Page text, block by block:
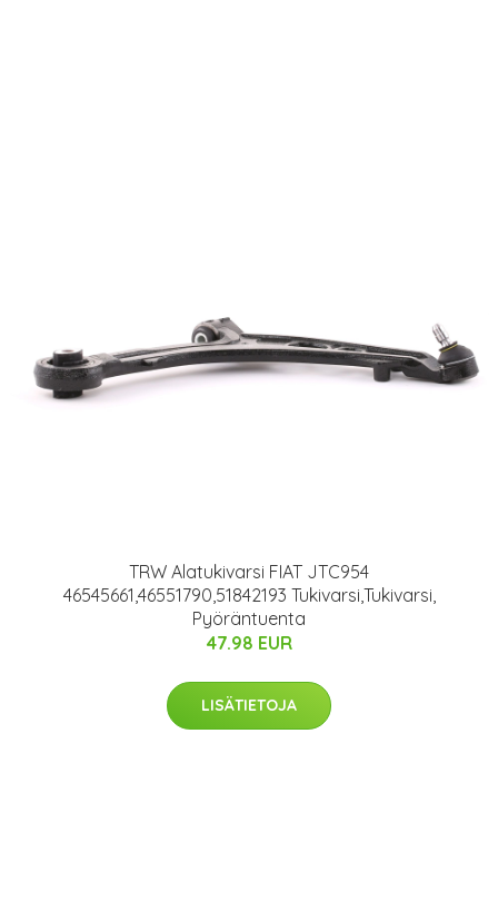
TRW Alatukivarsi FIAT JTC954
46545661,46551790,51842193 Tukivarsi,Tukivarsi,
Pyöräntuenta
47.98 EUR
LISÄTIETOJA